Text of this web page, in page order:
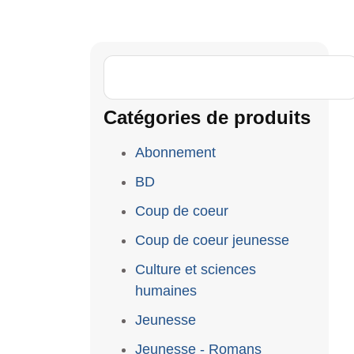
Catégories de produits
Abonnement
BD
Coup de coeur
Coup de coeur jeunesse
Culture et sciences
humaines
Jeunesse
Jeunesse - Romans